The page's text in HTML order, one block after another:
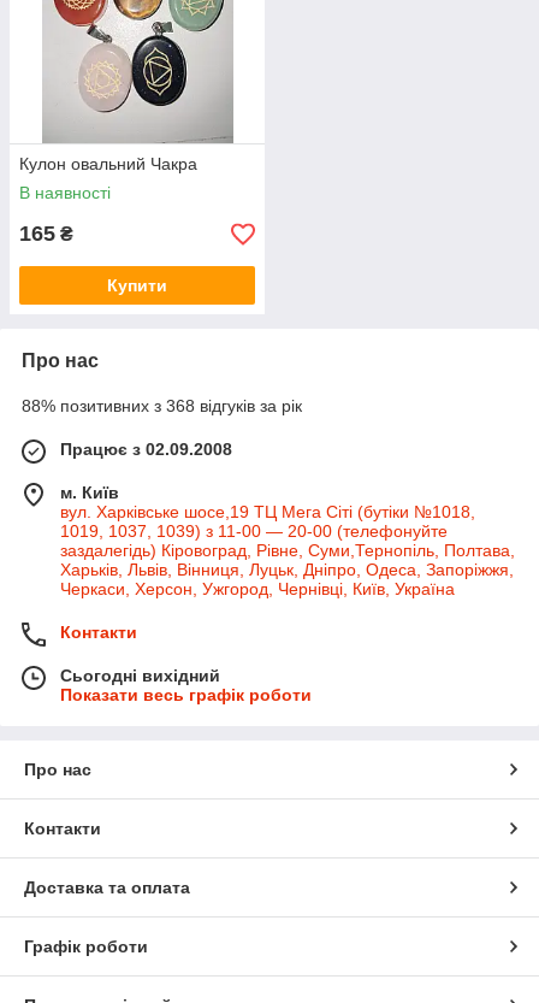
Кулон овальний Чакра
В наявності
165 ₴
Купити
Про нас
88% позитивних з 368 відгуків за рік
Працює з 02.09.2008
м. Київ
вул. Харківське шосе,19 ТЦ Мега Сіті (бутіки №1018,
1019, 1037, 1039) з 11-00 — 20-00 (телефонуйте
заздалегідь) Кіровоград, Рівне, Суми,Тернопіль, Полтава,
Харьків, Львів, Вінниця, Луцьк, Дніпро, Одеса, Запоріжжя,
Черкаси, Херсон, Ужгород, Чернівці, Київ, Україна
Контакти
Сьогодні вихідний
Показати весь графік роботи
Про нас
Контакти
Доставка та оплата
Графік роботи